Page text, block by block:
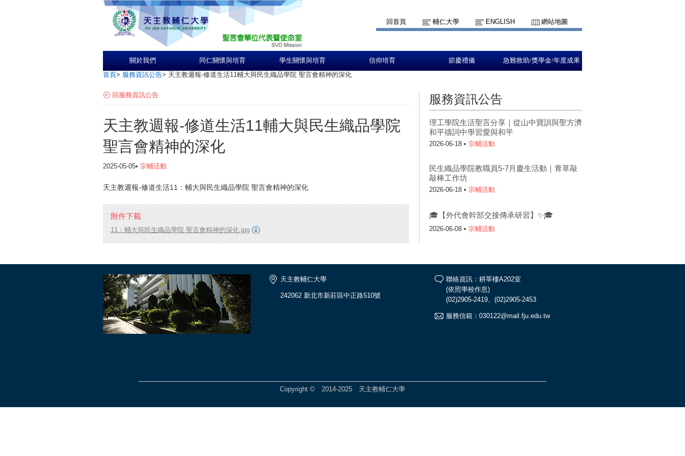
回首頁 輔仁大學 ENGLISH 網站地圖
關於我們 同仁關懷與培育 學生關懷與培育 信仰培育 節慶禮儀 急難救助/獎學金/年度成果
首頁> 服務資訊公告> 天主教週報-修道生活11輔大與民生織品學院 聖言會精神的深化
回服務資訊公告
天主教週報-修道生活11輔大與民生織品學院
聖言會精神的深化
2025-05-05• 宗輔活動
天主教週報-修道生活11：輔大與民生織品學院 聖言會精神的深化
附件下載
11：輔大與民生織品學院 聖言會精神的深化.jpg
服務資訊公告
理工學院生活聖言分享｜從山中寶訓與聖方濟
和平禱詞中學習愛與和平
2026-06-18 • 宗輔活動
民生織品學院教職員5-7月慶生活動｜青草敲
敲棒工作坊
2026-06-18 • 宗輔活動
🎓【外代會幹部交接傳承研習】✨🎓
2026-06-08 • 宗輔活動
天主教輔仁大學
242062 新北市新莊區中正路510號
聯絡資訊：耕莘樓A202室
(依照學校作息)
(02)2905-2419、(02)2905-2453
服務信箱：030122@mail.fju.edu.tw
Copyright © 2014-2025 天主教輔仁大學